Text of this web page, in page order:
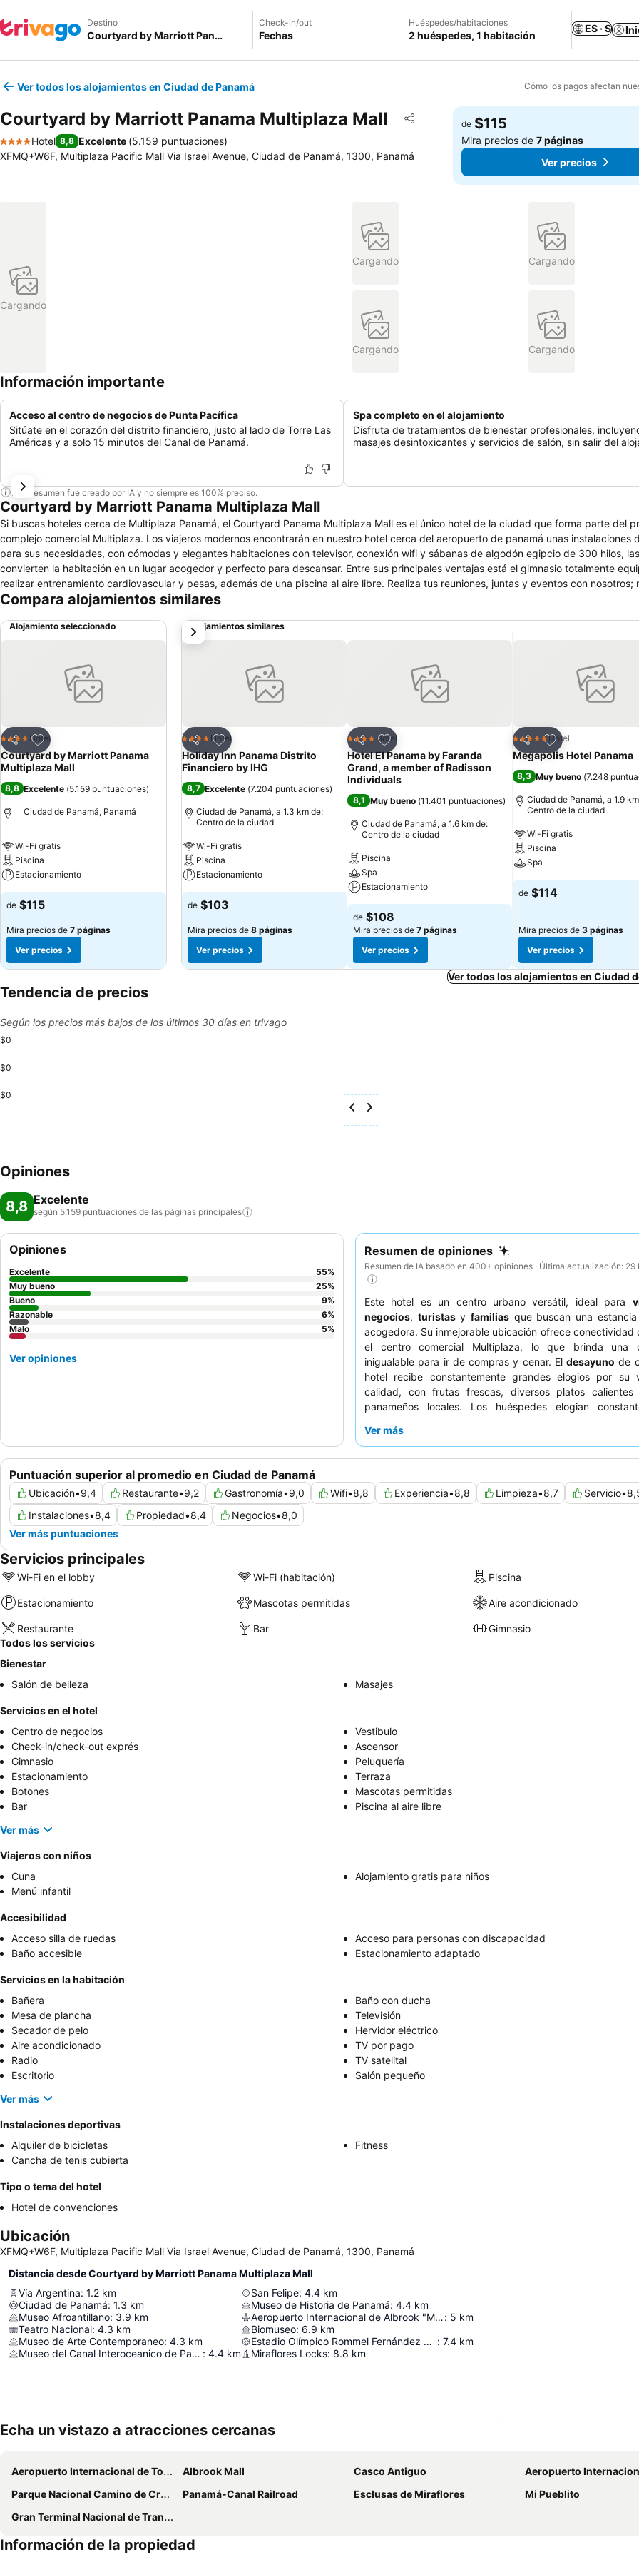
Destino Check-in/out
Fechas
Huéspedes/habitaciones
2 huéspedes, 1 habitación
ES · $
Ver todos los alojamientos en Ciudad de Panamá Cómo los pagos afectan
Courtyard by Marriott Panama Multiplaza Mall Compartir
Agregar a favoritos
4 Estrellas
Hotel 8,8 Excelente (5.159 puntuaciones)
XFMQ+W6F, Multiplaza Pacific Mall Via Israel Avenue, Ciudad de Panamá, 1300, Panamá
de $115
Mira precios de7 páginas
Ver precios
Cargando
Cargando Cargando
Cargando Cargando
Información importante
Acceso al centro de negocios de Punta Pacífica
Sitúate en el corazón del distrito financiero, justo al lado de Torre Las
Américas y a solo 15 minutos del Canal de Panamá.
Spa completo en el alojamiento
Disfruta de tratamientos de bienestar profesionales,
masajes desintoxicantes y servicios de salón, sin salir del
Este resumen fue creado por IA y no siempre es 100% preciso.
Courtyard by Marriott Panama Multiplaza Mall
Si buscas hoteles cerca de Multiplaza Panamá, el Courtyard Panama Multiplaza Mall es el único hotel de la ciudad que forma parte del
complejo comercial Multiplaza. Los viajeros modernos encontrarán en nuestro hotel cerca del aeropuerto de panamá unas instalaciones
para sus necesidades, con cómodas y elegantes habitaciones con televisor, conexión wifi y sábanas de algodón egipcio de 300 hilos,
convierten la habitación en un lugar acogedor y perfecto para descansar. Entre sus principales ventajas está el gimnasio totalmente
realizar entrenamiento cardiovascular y pesas, además de una piscina al aire libre. Realiza tus reuniones, juntas y eventos con nosotros;
equipo de expertos planificadores está a tu disposición y te ayudará en todo el proceso de ejecución del evento. Así que, reserva tu
Compara alojamientos similares
Alojamiento seleccionado
Compartir
Agregar a favoritos
4 EstrellasHotel
Courtyard by Marriott Panama
Multiplaza Mall
8,8 Excelente (5.159 puntuaciones)
Ciudad de Panamá, Panamá
Wi-Fi gratis
Piscina
Estacionamiento
de $115
Mira precios de 7 páginas
Ver precios
Alojamientos similares
Compartir
Agregar a favoritos
4 EstrellasHotel
Holiday Inn Panama Distrito
Financiero by IHG
8,7 Excelente (7.204 puntuaciones)
Ciudad de Panamá, a 1.3 km de:
Centro de la ciudad
Wi-Fi gratis
Piscina
Estacionamiento
de $103
Mira precios de 8 páginas
Ver precios
Compartir
Agregar a favoritos
4 EstrellasHotel
Hotel El Panama by Faranda
Grand, a member of Radisson
Individuals
8,1 Muy bueno (11.401 puntuaciones)
Ciudad de Panamá, a 1.6 km de:
Centro de la ciudad
Piscina
Spa
Estacionamiento
de $108
Mira precios de 7 páginas
Ver precios
Compartir
Agregar a
5 EstrellasHotel
Megapolis Hotel Panama
8,3 Muy bueno (7.248
Ciudad de Panamá, a 1.9
Centro de la ciudad
Wi-Fi gratis
Piscina
Spa
de $114
Mira precios de 3 páginas
Ver precios
siguiente
Ver todos los alojamientos en Ciudad
Tendencia de precios
Según los precios más bajos de los últimos 30 días en trivago
$0
$0
$0
Opiniones
8,8 Excelente
según 5.159 puntuaciones de las páginas principales
Resumen de opiniones
Resumen de IA basado en 400+ opiniones · Última actualización:
Este hotel es un centro urbano versátil, ideal para
negocios, turistasyfamilias que buscan una
acogedora. Su inmejorable ubicación ofrece conectividad
el centro comercial Multiplaza, lo que brinda una
inigualable para ir de compras y cenar. Eldesayuno de
hotel recibe constantemente grandes elogios por su
calidad, con frutas frescas, diversos platos calientes
panameños locales. Los huéspedes elogian
experiencia de servicio atenta y profesional. Para una
Ver más
Puntuación superior al promedio en Ciudad de Panamá
Ubicación•9,4 Restaurante•9,2 Gastronomía•9,0 Wifi•8,8 Experiencia•8,8 Limpieza•8,7 Servicio•
Instalaciones•8,4 Propiedad•8,4 Negocios•8,0
Ver más puntuaciones
Opiniones
Excelente 55%
Muy bueno
25%
Bueno
9%
Razonable
6%
Malo
5%
Ver opiniones
Servicios principales
Wi-Fi en el lobby Wi-Fi (habitación) Piscina
Estacionamiento Mascotas permitidas Aire acondicionado
Restaurante Bar
Gimnasio
Todos los servicios
Bienestar
Salón de belleza
Masajes
Servicios en el hotel
Centro de negocios
Vestibulo
Check-in/check-out exprés
Ascensor
Gimnasio
Peluquería
Estacionamiento
Terraza
Botones
Mascotas permitidas
Bar
Piscina al aire libre
Ver más
Viajeros con niños
Cuna
Alojamiento gratis para niños
Menú infantil
Accesibilidad
Acceso silla de ruedas
Acceso para personas con discapacidad
Baño accesible
Estacionamiento adaptado
Servicios en la habitación
Bañera
Baño con ducha
Mesa de plancha
Televisión
Secador de pelo
Hervidor eléctrico
Aire acondicionado
TV por pago
Radio
TV satelital
Escritorio
Salón pequeño
Ver más
Instalaciones deportivas
Alquiler de bicicletas
Fitness
Cancha de tenis cubierta
Tipo o tema del hotel
Hotel de convenciones
Ubicación
XFMQ+W6F, Multiplaza Pacific Mall Via Israel Avenue, Ciudad de Panamá, 1300, Panamá
Distancia desde Courtyard by Marriott Panama Multiplaza Mall
Vía Argentina: 1.2 km
Ciudad de Panamá: 1.3 km
Museo Afroantillano: 3.9 km
Teatro Nacional: 4.3 km
Museo de Arte Contemporaneo: 4.3 km
Museo del Canal Interoceanico de Panama : 4.4 km
San Felipe: 4.4 km
Museo de Historia de Panamá: 4.4 km
Aeropuerto Internacional de Albrook "Marcos A. Gelabert": 5 km
Biomuseo: 6.9 km
Estadio Olímpico Rommel Fernández Gutiérrez : 7.4 km
Miraflores Locks: 8.8 km
Echa un vistazo a atracciones cercanas
Aeropuerto Internacional de Tocumen Albrook Mall Casco Antiguo
Aeropuerto Internacional Marcos A
Parque Nacional Camino de Cruces
Panamá-Canal Railroad Esclusas de Miraflores
Mi Pueblito
Gran Terminal Nacional de Transporte de Albrook
Información de la propiedad